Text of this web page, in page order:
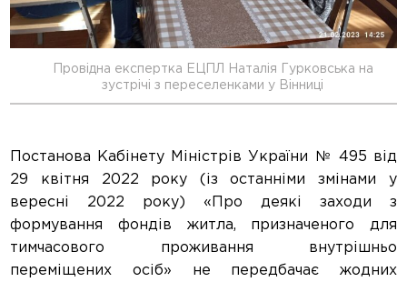
Провідна експертка ЕЦПЛ Наталія Гурковська на
зустрічі з переселенками у Вінниці
Постанова Кабінету Міністрів України № 495 від
29 квітня 2022 року (із останніми змінами у
вересні 2022 року) «Про деякі заходи з
формування фондів житла, призначеного для
тимчасового проживання внутрішньо
переміщених осіб» не передбачає жодних